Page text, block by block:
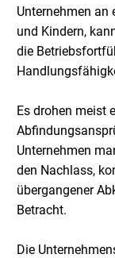
Unternehmen an
und Kindern,
die
Es drohen meist
Unternehmen
den Nachlass,
übergangener
Betracht.
Die